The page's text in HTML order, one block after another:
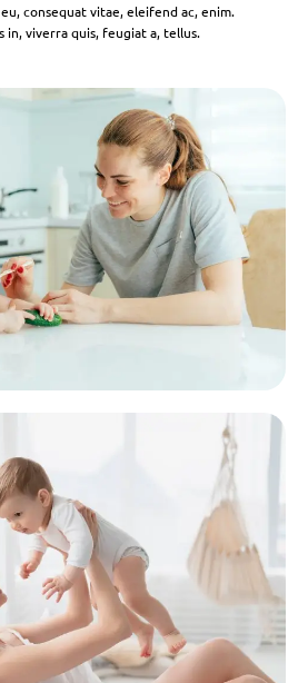
consequat vitae, eleifend ac, enim.
in, viverra quis, feugiat a, tellus.